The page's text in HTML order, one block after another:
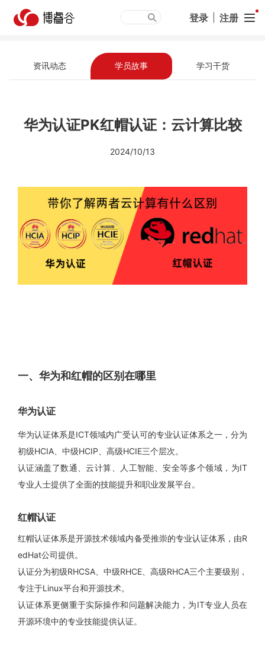
登录 注册
资讯动态 学员故事 学习干货
华为认证PK红帽认证：云计算比较
2024/10/13
一、华为和红帽的区别在哪里
华为认证
华为认证体系是ICT领域内广受认可的专业认证体系之一，分为
初级HCIA、中级HCIP、高级HCIE三个层次。
认证涵盖了数通、云计算、人工智能、安全等多个领域，为IT
专业人士提供了全面的技能提升和职业发展平台。
红帽认证
红帽认证体系是开源技术领域内备受推崇的专业认证体系，由R
edHat公司提供。
认证分为初级RHCSA、中级RHCE、高级RHCA三个主要级别，
专注于Linux平台和开源技术。
认证体系更侧重于实际操作和问题解决能力，为IT专业人员在
开源环境中的专业技能提供认证。